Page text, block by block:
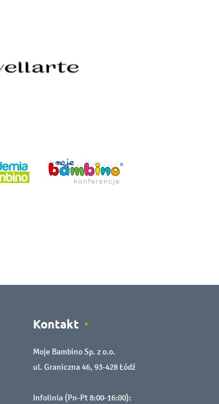
Kontakt
Moje Bambino Sp. z o.o.
ul. Graniczna 46, 93-428 Łódź
Infolinia (Pn-Pt 8:00-16:00):